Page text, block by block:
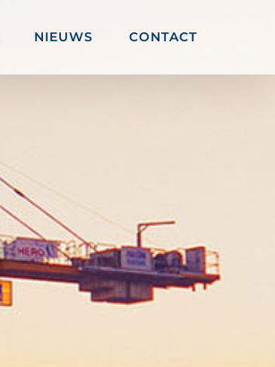
NIEUWS CONTACT